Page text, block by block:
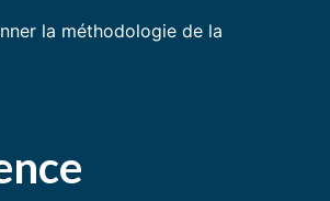
la méthodologie de la